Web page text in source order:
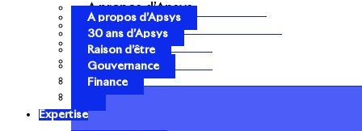
A propos d’Apsys
30 ans d’Apsys
Raison d’être
Gouvernance
Finance
A propos d’Apsys
30 ans d’Apsys
Raison d’être
Gouvernance
Finance
Expertise